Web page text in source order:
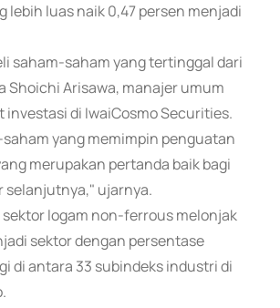
lebih luas naik 0,47 persen menjadi
saham-saham yang tertinggal dari
Shoichi Arisawa, manajer umum
di IwaiCosmo Securities.
yang memimpin penguatan
merupakan pertanda baik bagi
selanjutnya," ujarnya.
sektor logam non-ferrous melonjak
sektor dengan persentase
di antara 33 subindeks industri di